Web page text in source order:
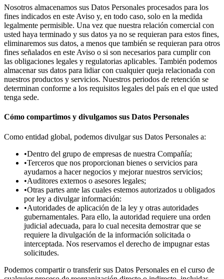
Nosotros almacenamos sus Datos Personales procesados para los
fines indicados en este Aviso y, en todo caso, solo en la medida
legalmente permisible. Una vez que nuestra relación comercial con
usted haya terminado y sus datos ya no se requieran para estos fines,
eliminaremos sus datos, a menos que también se requieran para otros
fines señalados en este Aviso o si son necesarios para cumplir con
las obligaciones legales y regulatorias aplicables. También podemos
almacenar sus datos para lidiar con cualquier queja relacionada con
nuestros productos y servicios. Nuestros periodos de retención se
determinan conforme a los requisitos legales del país en el que usted
tenga sede.
Cómo compartimos y divulgamos sus Datos Personales
Como entidad global, podemos divulgar sus Datos Personales a:
•Dentro del grupo de empresas de nuestra Compañía;
•Terceros que nos proporcionan bienes o servicios para
ayudarnos a hacer negocios y mejorar nuestros servicios;
•Auditores externos o asesores legales;
•Otras partes ante las cuales estemos autorizados u obligados
por ley a divulgar información:
•Autoridades de aplicación de la ley y otras autoridades
gubernamentales. Para ello, la autoridad requiere una orden
judicial adecuada, para lo cual necesita demostrar que se
requiere la divulgación de la información solicitada o
interceptada. Nos reservamos el derecho de impugnar estas
solicitudes.
Podemos compartir o transferir sus Datos Personales en el curso de